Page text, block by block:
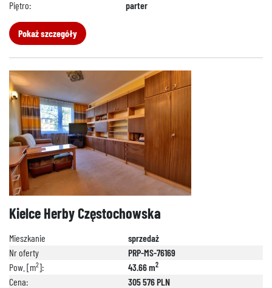
Piętro:
parter
Pokaż szczegóły
Kielce Herby Częstochowska
Mieszkanie
sprzedaż
Nr oferty
PRP-MS-76169
Pow. [m2]: 43.66 m2
Cena:
305 576 PLN